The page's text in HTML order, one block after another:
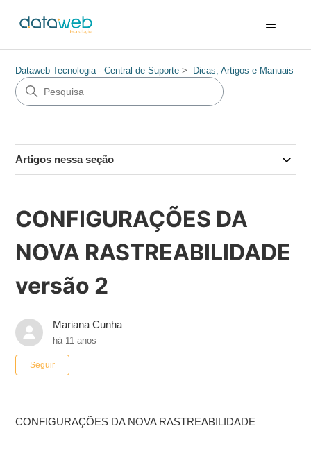
Dataweb Tecnologia - Central de Suporte Dicas, Artigos e Manuais
Artigos nessa seção
CONFIGURAÇÕES DA
NOVA RASTREABILIDADE
versão 2
Mariana Cunha
há 11 anos
Seguir
CONFIGURAÇÕES DA NOVA RASTREABILIDADE